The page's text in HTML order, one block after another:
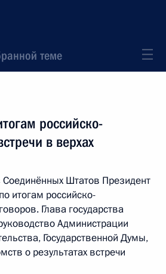
теме
российско-
в верхах
Штатов Президент
итогам российско-
Глава государства
Администрации
Государственной Думы,
о результатах встречи